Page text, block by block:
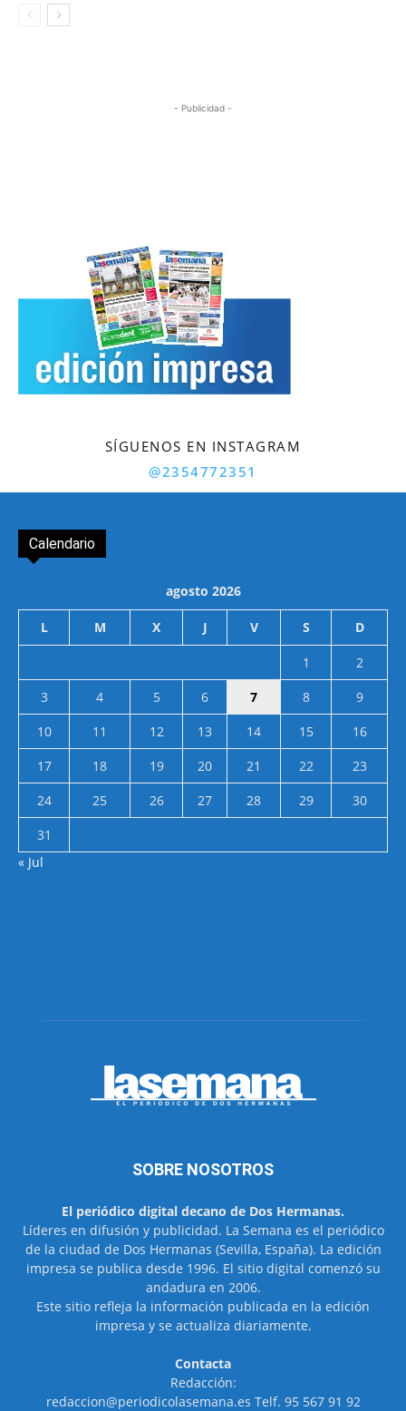
- Publicidad -
SÍGUENOS EN INSTAGRAM
@2354772351
Calendario
agosto 2026
L M X J V S D
1
2
3
4 5 6 7 8
9
10
11 12 13 14 15
16
17
18 19 20 21 22
23
24
25 26 27 28 29
30
31
« Jul
SOBRE NOSOTROS
El periódico digital decano de Dos Hermanas.
Líderes en difusión y publicidad. La Semana es el periódico
de la ciudad de Dos Hermanas (Sevilla, España). La edición
impresa se publica desde 1996. El sitio digital comenzó su
andadura en 2006.
Este sitio refleja la información publicada en la edición
impresa y se actualiza diariamente.
Contacta
Redacción:
redaccion@periodicolasemana.es Telf. 95 567 91 92